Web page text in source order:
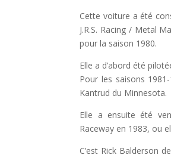
Cette voiture a été
J.R.S. Racing / Metal
pour la saison 1980.
Elle a d’abord été
Pour les saisons
Kantrud du Minnesota.
Elle a ensuite été
Raceway en 1983, ou
C’est Rick Balderson